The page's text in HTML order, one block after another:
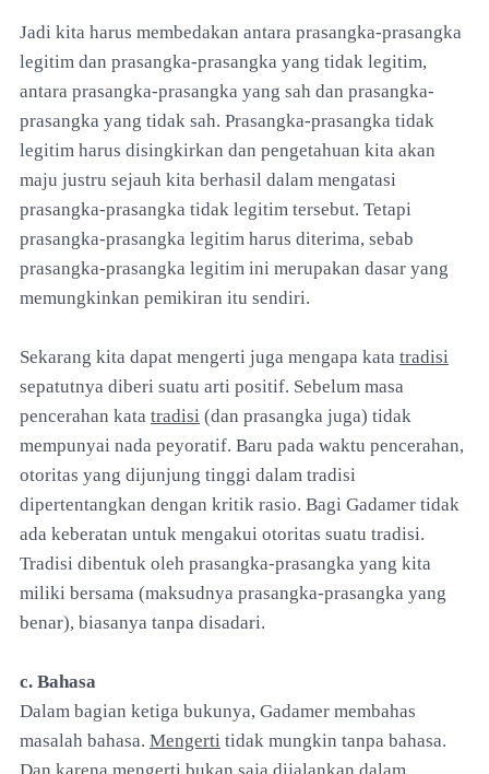
Jadi kita harus membedakan antara prasangka-prasangka
legitim dan prasangka-prasangka yang tidak legitim,
antara prasangka-prasangka yang sah dan prasangka-
prasangka yang tidak sah. Prasangka-prasangka tidak
legitim harus disingkirkan dan pengetahuan kita akan
maju justru sejauh kita berhasil dalam mengatasi
prasangka-prasangka tidak legitim tersebut. Tetapi
prasangka-prasangka legitim harus diterima, sebab
prasangka-prasangka legitim ini merupakan dasar yang
memungkinkan pemikiran itu sendiri.
Sekarang kita dapat mengerti juga mengapa kata tradisi
sepatutnya diberi suatu arti positif. Sebelum masa
pencerahan kata tradisi (dan prasangka juga) tidak
mempunyai nada peyoratif. Baru pada waktu pencerahan,
otoritas yang dijunjung tinggi dalam tradisi
dipertentangkan dengan kritik rasio. Bagi Gadamer tidak
ada keberatan untuk mengakui otoritas suatu tradisi.
Tradisi dibentuk oleh prasangka-prasangka yang kita
miliki bersama (maksudnya prasangka-prasangka yang
benar), biasanya tanpa disadari.
c. Bahasa
Dalam bagian ketiga bukunya, Gadamer membahas
masalah bahasa. Mengerti tidak mungkin tanpa bahasa.